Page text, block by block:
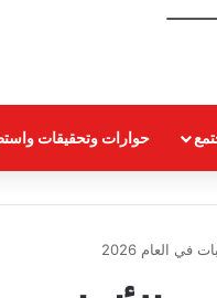
حوارات وتحقيقات
العام 2026